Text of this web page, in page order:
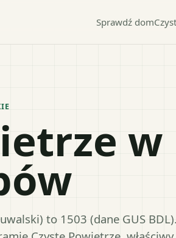
Sprawdź dom
w
to 1503 (dane GUS